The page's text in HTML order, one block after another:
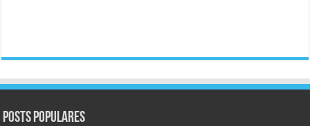
Posts populares